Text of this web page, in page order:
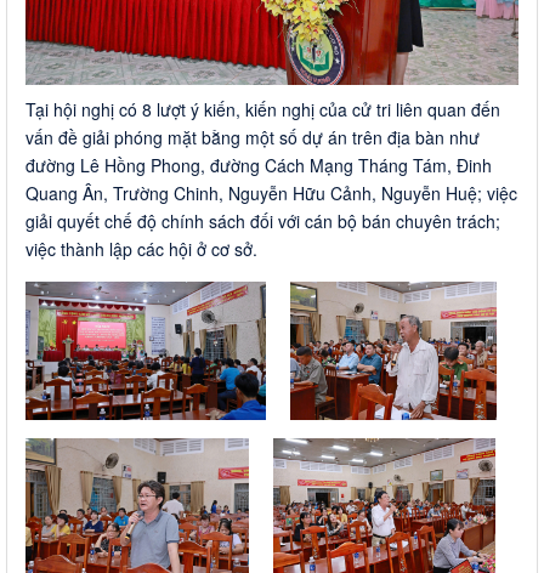
Tại hội nghị có 8 lượt ý kiến, kiến nghị của cử tri liên quan đến
vấn đề giải phóng mặt bằng một số dự án trên địa bàn như
đường Lê Hồng Phong, đường Cách Mạng Tháng Tám, Đinh
Quang Ân, Trường Chinh, Nguyễn Hữu Cảnh, Nguyễn Huệ; việc
giải quyết chế độ chính sách đối với cán bộ bán chuyên trách;
việc thành lập các hội ở cơ sở.